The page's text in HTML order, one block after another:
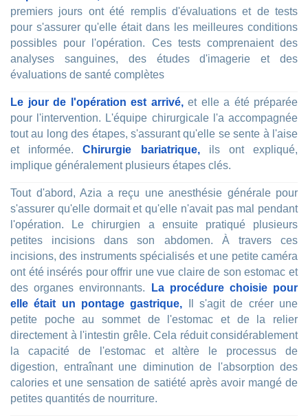
premiers jours ont été remplis d'évaluations et de tests
pour s'assurer qu'elle était dans les meilleures conditions
possibles pour l'opération. Ces tests comprenaient des
analyses sanguines, des études d'imagerie et des
évaluations de santé complètes
Le jour de l'opération est arrivé,et elle a été préparée
pour l'intervention. L'équipe chirurgicale l'a accompagnée
tout au long des étapes, s'assurant qu'elle se sente à l'aise
et informée.Chirurgie bariatrique,ils ont expliqué,
implique généralement plusieurs étapes clés.
Tout d'abord, Azia a reçu une anesthésie générale pour
s'assurer qu'elle dormait et qu'elle n'avait pas mal pendant
l'opération. Le chirurgien a ensuite pratiqué plusieurs
petites incisions dans son abdomen. À travers ces
incisions, des instruments spécialisés et une petite caméra
ont été insérés pour offrir une vue claire de son estomac et
des organes environnants.
La procédure choisie pour
elle était un pontage gastrique, Il s'agit de créer une
petite poche au sommet de l'estomac et de la relier
directement à l'intestin grêle. Cela réduit considérablement
la capacité de l'estomac et altère le processus de
digestion, entraînant une diminution de l'absorption des
calories et une sensation de satiété après avoir mangé de
petites quantités de nourriture.